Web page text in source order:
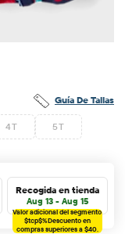
Guía De Tallas
4T 5T
Recogida en tienda
Aug 13 - Aug 15
Valor adicional del segmento
$tcp$%Descuento en
compras superiores a $40.